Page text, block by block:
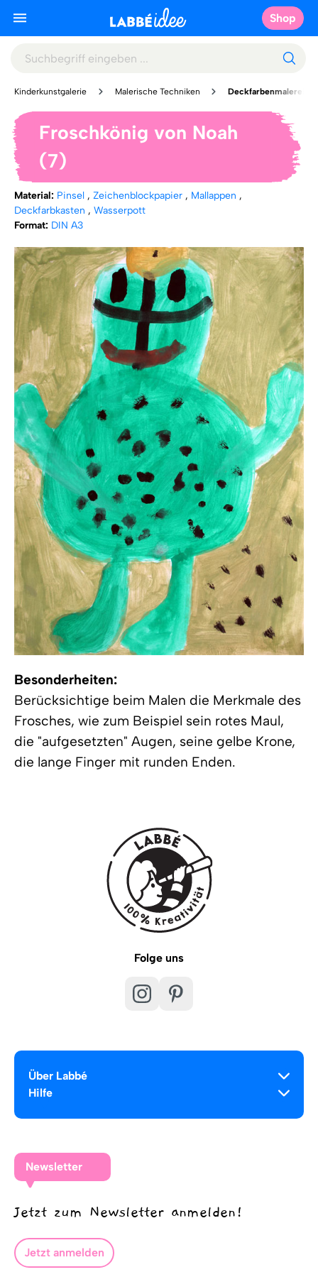
Shop
Kinderkunstgalerie Malerische Techniken Deckfarbenmalerei
Froschkönig von Noah
(7)
Material: Pinsel , Zeichenblockpapier , Mallappen ,
Deckfarbkasten , Wasserpott
Format: DIN A3
Besonderheiten:
Berücksichtige beim Malen die Merkmale des
Frosches, wie zum Beispiel sein rotes Maul,
die "aufgesetzten" Augen, seine gelbe Krone,
die lange Finger mit runden Enden.
Folge uns
Über Labbé
Hilfe
Newsletter
Jetzt zum Newsletter anmelden!
Jetzt anmelden